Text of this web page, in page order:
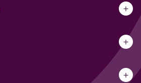
+
+
+